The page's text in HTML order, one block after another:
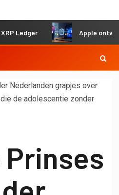
Apple ontwikkelt
Prinses